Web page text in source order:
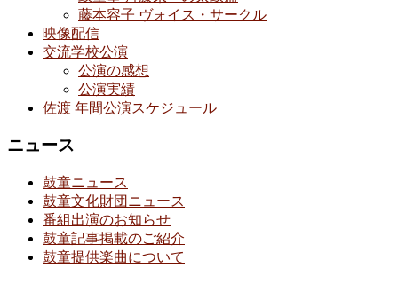
藤本容子 ヴォイス・サークル
映像配信
交流学校公演
公演の感想
公演実績
佐渡 年間公演スケジュール
ニュース
鼓童ニュース
鼓童文化財団ニュース
番組出演のお知らせ
鼓童記事掲載のご紹介
鼓童提供楽曲について